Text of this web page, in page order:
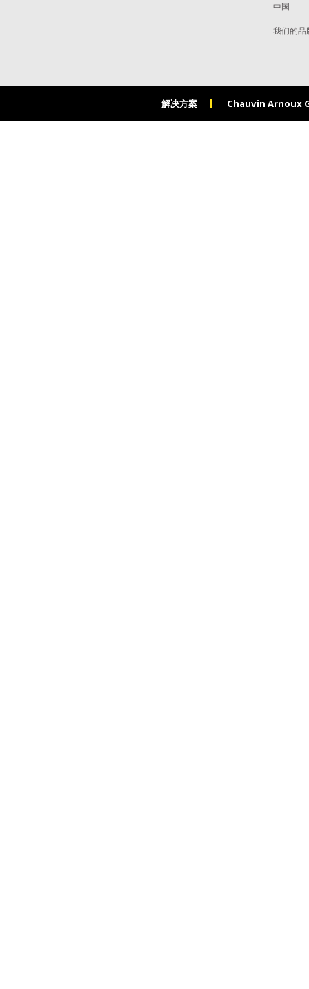
中国
我们的品
解决方案 Chauvin Arnoux